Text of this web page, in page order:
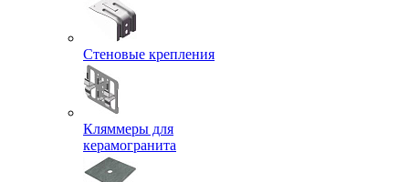
Стеновые крепления
Кляммеры для
керамогранита